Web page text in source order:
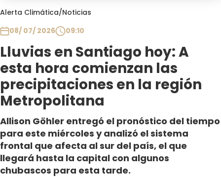
Alerta Climática/Noticias
08/ 07/ 2026
09:10
Lluvias en Santiago hoy: A
esta hora comienzan las
precipitaciones en la región
Metropolitana
Allison Göhler entregó el pronóstico del tiempo
para este miércoles y analizó el sistema
frontal que afecta al sur del país, el que
llegará hasta la capital con algunos
chubascos para esta tarde.
Club De La Comedia
Plan Perfecto
El Tiempo
Sabingo
Todos Los Programas